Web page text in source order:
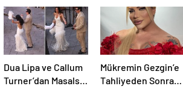
Dua Lipa ve Callum
Turner’dan Masalsı
Mükremin Gezgin’e
Tahliyeden Sonra